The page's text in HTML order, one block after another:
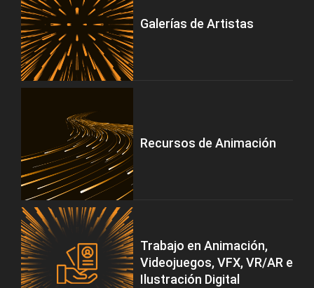
Galerías de Artistas
Recursos de Animación
Trabajo en Animación,
Videojuegos, VFX, VR/AR e
Ilustración Digital